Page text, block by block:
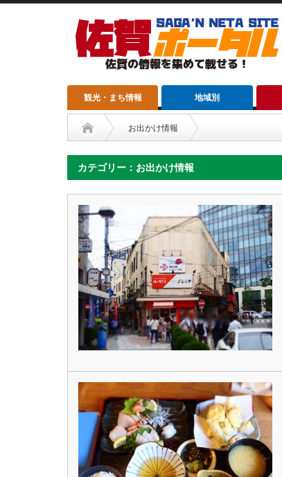
観光・まち情報 地域別
お出かけ情報
カテゴリー：お出かけ情報